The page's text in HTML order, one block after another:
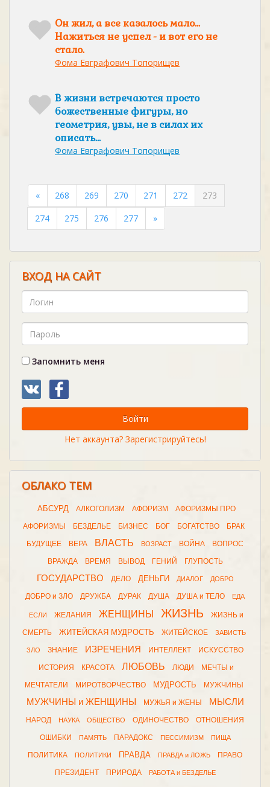
Он жил, а все казалось мало...
Нажиться не успел - и вот его не
стало.
Фома Евграфович Топорищев
В жизни встречаются просто
божественные фигуры, но
геометрия, увы, не в силах их
описать...
Фома Евграфович Топорищев
« 268 269 270 271 272
273
274
275 276 277 »
ВХОД НА САЙТ
Запомнить меня
Войти
Нет аккаунта? Зарегистрируйтесь!
ОБЛАКО ТЕМ
АБСУРД АЛКОГОЛИЗМ АФОРИЗМ АФОРИЗМЫ ПРО
АФОРИЗМЫ БЕЗДЕЛЬЕ БИЗНЕС БОГ БОГАТСТВО БРАК
БУДУЩЕЕ ВЕРА ВЛАСТЬ ВОЗРАСТ ВОЙНА ВОПРОС
ВРАЖДА ВРЕМЯ ВЫВОД ГЕНИЙ ГЛУПОСТЬ
ГОСУДАРСТВО ДЕЛО ДЕНЬГИ ДИАЛОГ ДОБРО
ДОБРО и ЗЛО ДРУЖБА ДУРАК ДУША ДУША и ТЕЛО ЕДА
ЕСЛИ ЖЕЛАНИЯ ЖЕНЩИНЫ ЖИЗНЬ ЖИЗНЬ и
СМЕРТЬ ЖИТЕЙСКАЯ МУДРОСТЬ ЖИТЕЙСКОЕ ЗАВИСТЬ
ЗЛО ЗНАНИЕ ИЗРЕЧЕНИЯ ИНТЕЛЛЕКТ ИСКУССТВО
ИСТОРИЯ КРАСОТА ЛЮБОВЬ ЛЮДИ МЕЧТЫ и
МЕЧТАТЕЛИ МИРОТВОРЧЕСТВО МУДРОСТЬ МУЖЧИНЫ
МУЖЧИНЫ и ЖЕНЩИНЫ МУЖЬЯ и ЖЕНЫ МЫСЛИ
НАРОД НАУКА ОБЩЕСТВО ОДИНОЧЕСТВО ОТНОШЕНИЯ
ОШИБКИ ПАМЯТЬ ПАРАДОКС ПЕССИМИЗМ ПИЩА
ПОЛИТИКА ПОЛИТИКИ ПРАВДА ПРАВДА и ЛОЖЬ ПРАВО
ПРЕЗИДЕНТ ПРИРОДА РАБОТА и БЕЗДЕЛЬЕ